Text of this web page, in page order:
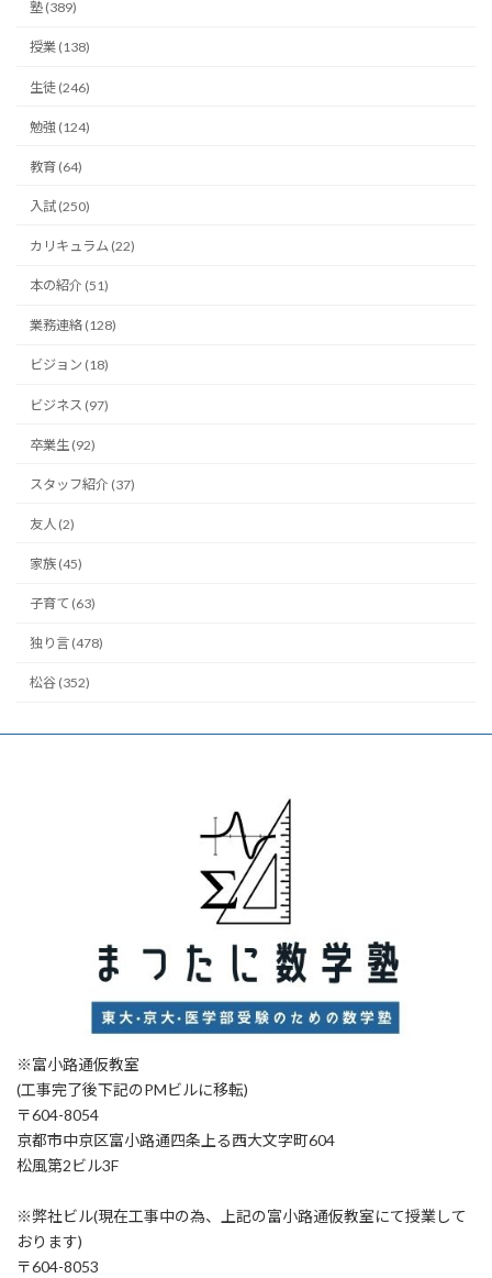
塾 (389)
授業 (138)
生徒 (246)
勉強 (124)
教育 (64)
入試 (250)
カリキュラム (22)
本の紹介 (51)
業務連絡 (128)
ビジョン (18)
ビジネス (97)
卒業生 (92)
スタッフ紹介 (37)
友人 (2)
家族 (45)
子育て (63)
独り言 (478)
松谷 (352)
※富小路通仮教室
(工事完了後下記のPMビルに移転)
〒604-8054
京都市中京区富小路通四条上る西大文字町604
松風第2ビル3F
※弊社ビル(現在工事中の為、上記の富小路通仮教室にて授業して
おります)
〒604-8053